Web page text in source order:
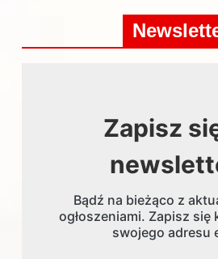
Zapisz
Bądź na bieżąco z
ogłoszeniami. Zapisz się
swojego adresu